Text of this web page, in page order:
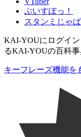
ぶいすぽっ！
スタンミじゃ
KAI-YOUにログイ
るKAI-YOUの百科事
キーフレーズ機能を